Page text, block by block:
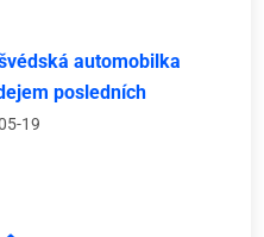
automobilka
posledních
19